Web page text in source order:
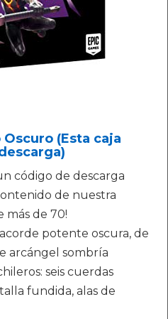
(Esta caja
código de descarga
de nuestra
más de 70!
potente oscura, de
arcángel sombría
seis cuerdas
fundida, alas de